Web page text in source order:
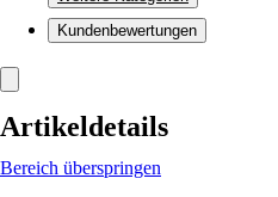
Kundenbewertungen
Artikeldetails
Bereich überspringen